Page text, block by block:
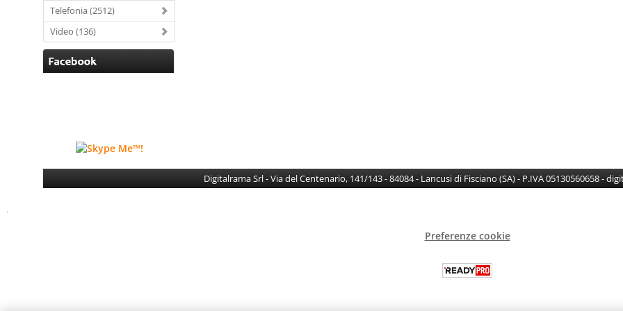
Telefonia (2512)
Video (136)
Digitalrama Srl - Via del Centenario, 141/143 - 84084 - Lancusi di Fisciano (SA) - P.IVA 05130560658 -
Preferenze cookie